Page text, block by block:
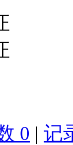
0 | 记